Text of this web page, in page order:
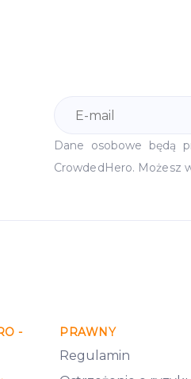
Dane osobowe będą
CrowdedHero. Możesz
-
PRAWNY
Regulamin